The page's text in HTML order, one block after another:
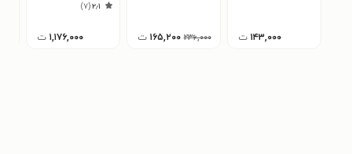
۱۴۳,۰۰۰ ت ۲۳۶,۰۰۰ ۱۶۵,۲۰۰ ت
۲٫۱(۷)
۱,۱۷۶,۰۰۰ ت